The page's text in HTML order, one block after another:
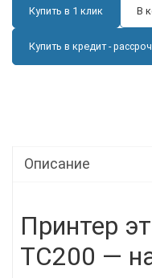
Купить в 1 клик В
Купить в кредит -
Описание
Принтер
TC200 —